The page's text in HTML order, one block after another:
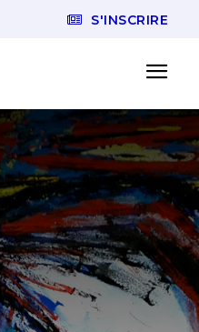
S'INSCRIRE